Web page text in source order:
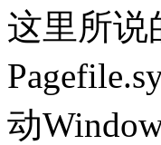
这里所说
动